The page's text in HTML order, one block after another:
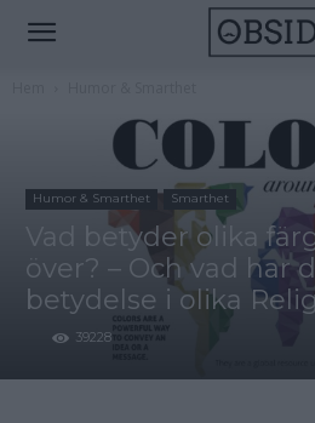
Humor & Smarthet Smarthet
Vad betyder olika
över? – Och vad har
betydelse i olika
39228